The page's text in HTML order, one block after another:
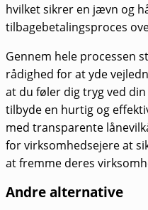
hvilket sikrer en jævn og
tilbagebetalingsproces
Gennem hele processen
rådighed for at yde
at du føler dig tryg ved
tilbyde en hurtig og
med transparente
for virksomhedsejere at
at fremme deres
Andre alternative